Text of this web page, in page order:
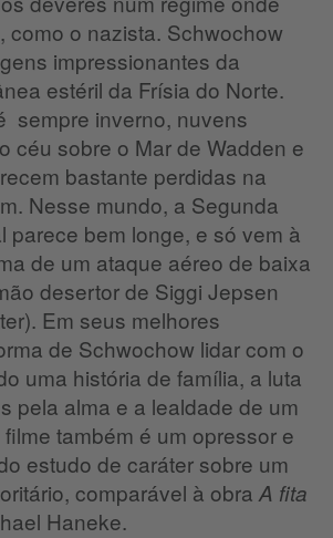
como o nazista. Schwochow
impressionantes da
estéril da Frísia do Norte.
sempre inverno, nuvens
céu sobre o Mar de Wadden e
bastante perdidas na
Nesse mundo, a Segunda
parece bem longe, e só vem à
de um ataque aéreo de baixa
desertor de Siggi Jepsen
Em seus melhores
de Schwochow lidar com o
uma história de família, a luta
pela alma e a lealdade de um
também é um opressor e
estudo de caráter sobre um
comparável à obra A fita
Haneke.